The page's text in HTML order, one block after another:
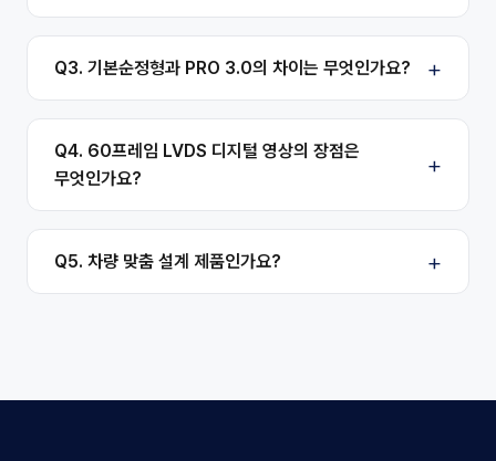
Q3. 기본순정형과 PRO 3.0의 차이는 무엇인가요?
Q4. 60프레임 LVDS 디지털 영상의 장점은
무엇인가요?
Q5. 차량 맞춤 설계 제품인가요?